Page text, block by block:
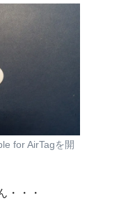
for AirTagを開
・・・